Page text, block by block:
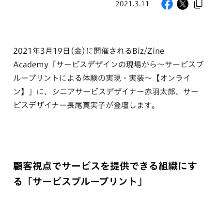
2021.3.11
2021年3月19日(金)に開催されるBiz/Zine
Academy「サービスデザインの現場から～サービスブ
ループリントによる体験の実現・実装～【オンライ
ン】」に、シニアサービスデザイナー赤羽太郎、サー
ビスデザイナー長尾真実子が登壇します。
顧客視点でサービスを提供できる組織にす
る「サービスブループリント」